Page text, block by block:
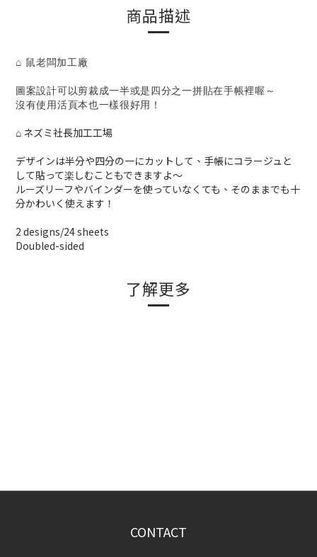
商品描述
⌂ 鼠老闆加工廠
圖案設計可以剪裁成一半或是四分之一拼貼在手帳裡喔～
沒有使用活頁本也一樣很好用！
⌂ ネズミ社長加工工場
デザインは半分や四分の一にカットして、手帳にコラージュと
して貼って楽しむこともできますよ〜
ルーズリーフやバインダーを使っていなくても、そのままでも十
分かわいく使えます！
2 designs/24 sheets
Doubled-sided
了解更多
CONTACT